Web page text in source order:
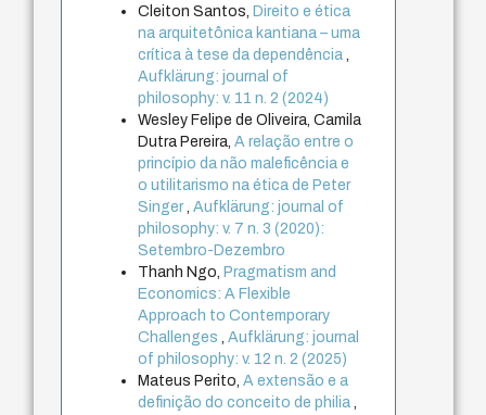
Cleiton Santos, Direito e ética
na arquitetônica kantiana – uma
crítica à tese da dependência,
Aufklärung: journal of
philosophy: v. 11 n. 2 (2024)
Wesley Felipe de Oliveira, Camila
Dutra Pereira,A relação entre o
princípio da não maleficência e
o utilitarismo na ética de Peter
Singer,Aufklärung: journal of
philosophy: v. 7 n. 3 (2020):
Setembro-Dezembro
Thanh Ngo, Pragmatism and
Economics: A Flexible
Approach to Contemporary
Challenges,Aufklärung: journal
of philosophy: v. 12 n. 2 (2025)
Mateus Perito,A extensão e a
definição do conceito de philia,